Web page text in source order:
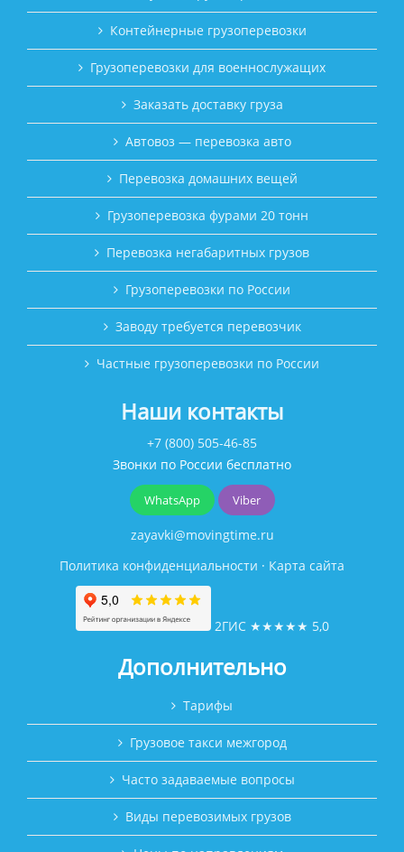
Контейнерные грузоперевозки
Грузоперевозки для военнослужащих
Заказать доставку груза
Автовоз — перевозка авто
Перевозка домашних вещей
Грузоперевозка фурами 20 тонн
Перевозка негабаритных грузов
Грузоперевозки по России
Заводу требуется перевозчик
Частные грузоперевозки по России
Наши контакты
+7 (800) 505-46-85
Звонки по России бесплатно
WhatsApp Viber
zayavki@movingtime.ru
Политика конфиденциальности · Карта сайта
2ГИС ★★★★★ 5,0
Дополнительно
Тарифы
Грузовое такси межгород
Часто задаваемые вопросы
Виды перевозимых грузов